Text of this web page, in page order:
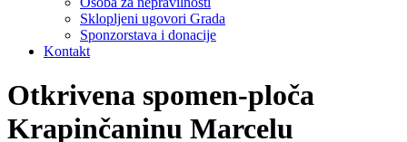
Sklopljeni ugovori Grada
Sponzorstava i donacije
Kontakt
Otkrivena spomen-ploča
Krapinčaninu Marcelu